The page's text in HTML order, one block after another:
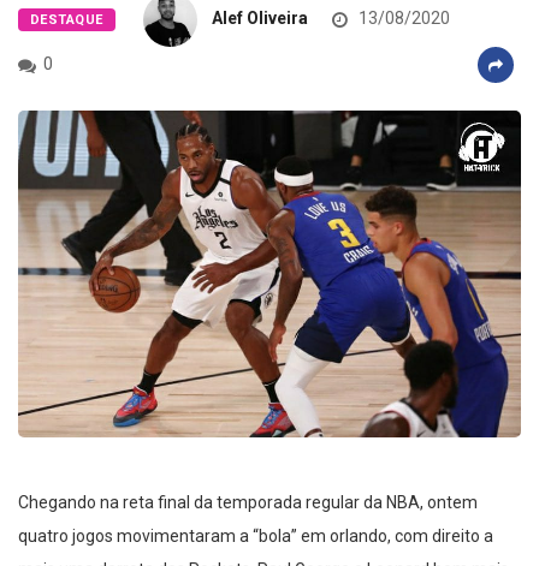
DESTAQUE Alef Oliveira 13/08/2020
0
Chegando na reta final da temporada regular da NBA, ontem
quatro jogos movimentaram a “bola” em orlando, com direito a